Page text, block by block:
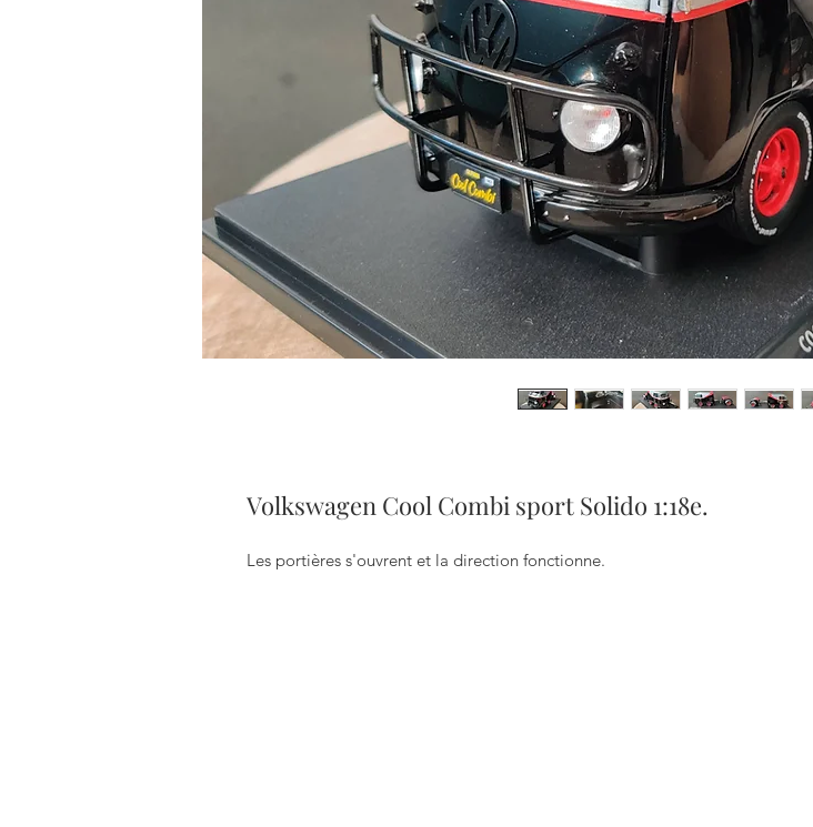
Volkswagen Cool Combi sport Solido 1:18e.
Les portières s'ouvrent et la direction fonctionne.